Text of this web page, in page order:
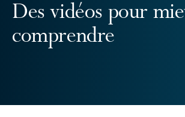
Des vidéos pour
comprendre